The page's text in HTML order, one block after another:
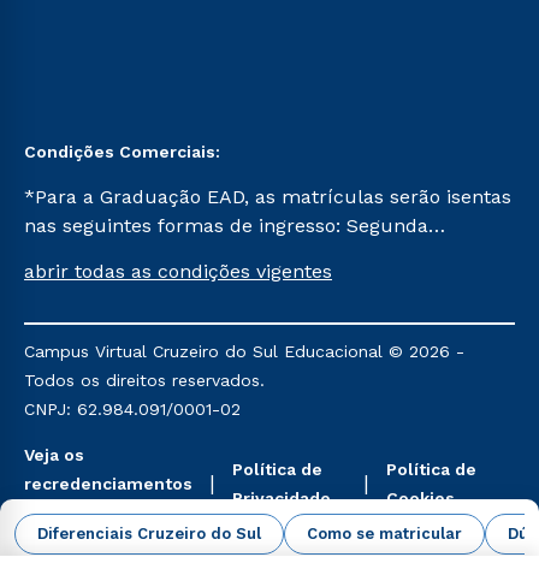
Diferenciais Cruzeiro do Sul Como se matricular
Condições Comerciais:
*Para a Graduação EAD, as matrículas serão isentas
nas seguintes formas de ingresso: Segunda
Já para as demais, a taxa de matrícula será de R$
mencionadas são referentes aos cursos: Ensino
Religioso, Geografia para a Docência e Metodologia
do Ensino de História: Questões Atuais.
abrir todas as condições vigentes
Campus Virtual Cruzeiro do Sul Educacional © 2026 -
Todos os direitos reservados.
CNPJ: 62.984.091/0001-02
Veja os
recredenciamentos
aqui
Política de
Privacidade
Política de
Cookies